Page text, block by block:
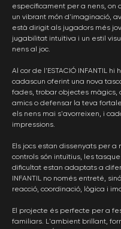
específicament per a nens, on
un vibrant món d'imaginació,
està dirigit als jugadors més
jugabilitat intuïtiva i un estil
nens al joc.
Al cor de l'ESTACIÓ INFANTIL
cadascun oferint una nova
fades, trobar objectes
amics o defensar la teva
els nens mai s'avorreixen, i
impressions.
Els jocs estan dissenyats per
controls són intuïtius, les
dificultat estan adaptats a
INFANTIL no només entreté,
reacció, coordinació, lògica i
El projecte és perfecte per a
familiars. L'ambient brillant,